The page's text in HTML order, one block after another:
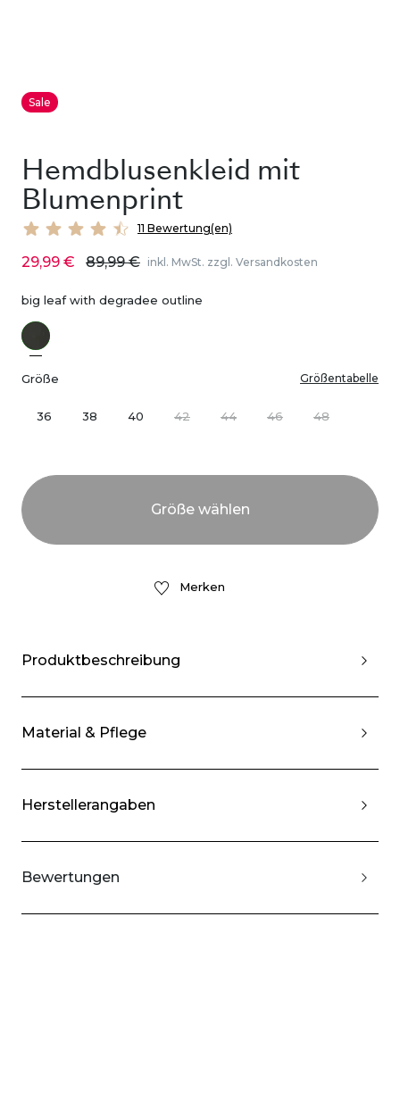
Sale
Hemdblusenkleid mit
Blumenprint
11 Bewertung(en)
29,99 € 89,99 € inkl. MwSt. zzgl. Versandkosten
big leaf with degradee outline
Größe Größentabelle
36 38 40 42 44 46 48
Merken
Produktbeschreibung
Material & Pflege
Herstellerangaben
Bewertungen